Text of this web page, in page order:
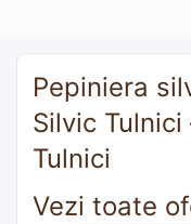
Pepiniera
Silvic
Tulnici
Vezi toate